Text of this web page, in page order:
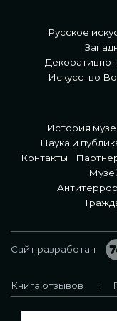
Русское
Декоративно-
Искусство
История
Наука и
Контакты
Сайт разработан
Книга отзывов